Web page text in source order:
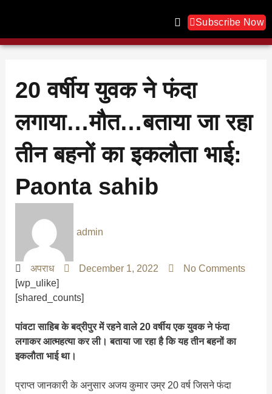
Subscribe Now
20 वर्षीय युवक ने फंदा
लगाया…मौत…बताया जा रहा
तीन बहनों का इकलौता भाई:
Paonta sahib
admin
अपराध December 1, 2022
No Comments
[wp_ulike]
[shared_counts]
पांवटा साहिब के बद्रीपुर में रहने वाले 20 वर्षीय एक युवक ने फंदा
लगाकर आत्महत्या कर ली। बताया जा रहा है कि यह तीन बहनों का
इकलौता भाई था।
प्राप्त जानकारी के अनुसार अजय कुमार उम्र 20 वर्ष जिसने फंदा